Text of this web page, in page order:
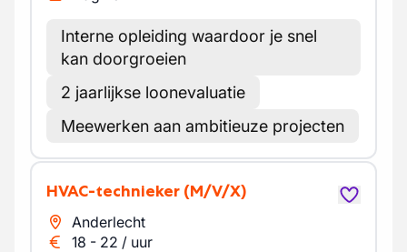
Interne opleiding waardoor je snel
kan doorgroeien
2 jaarlijkse loonevaluatie
Meewerken aan ambitieuze projecten
HVAC-technieker (M/V/X)
Anderlecht
18 - 22 / uur